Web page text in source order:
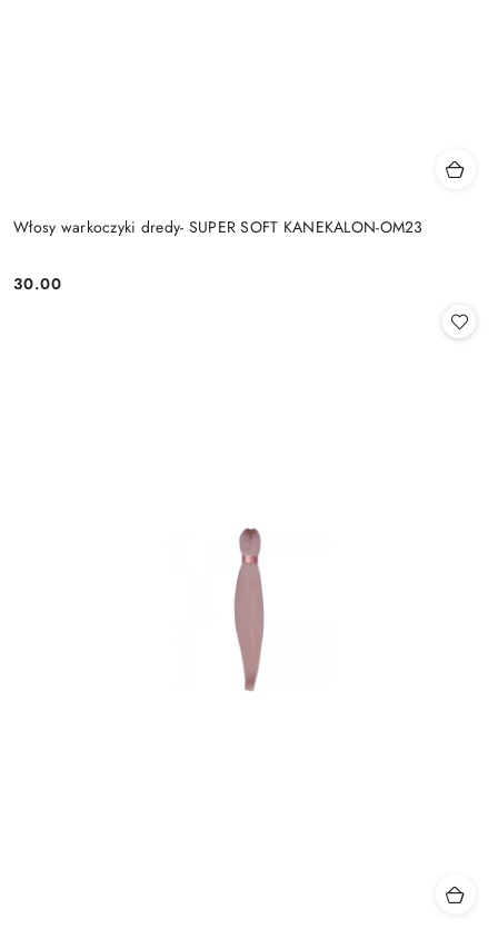
Włosy warkoczyki dredy- SUPER SOFT KANEKALON-OM23
Cena:
30.00